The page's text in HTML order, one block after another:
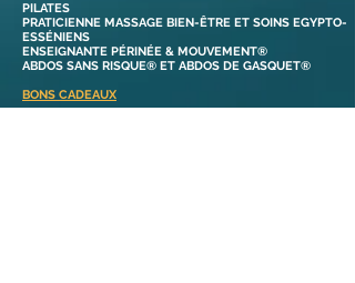
PILATES
PRATICIENNE MASSAGE BIEN-ÊTRE ET SOINS EGYPTO-
ESSÉNIENS
ENSEIGNANTE PÉRINÉE & MOUVEMENT®
ABDOS SANS RISQUE® ET ABDOS DE GASQUET®
BONS CADEAUX